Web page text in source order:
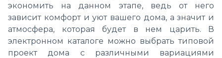
экономить на данном этапе, ведь от него
зависит комфорт и уют вашего дома, а значит и
атмосфера, которая будет в нем царить. В
электронном каталоге можно выбрать типовой
проект дома с различными вариациями